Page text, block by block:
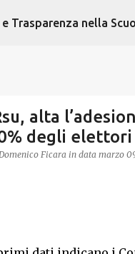
ai contenuti principali
alta
degli elettori
Ficara in data marzo